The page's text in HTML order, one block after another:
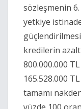
sözleşmenin
yetkiye
kredilerin
800.000.000
165.528.000
tamamı